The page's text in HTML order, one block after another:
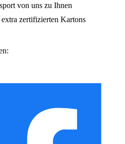
von uns zu Ihnen
zertifizierten Kartons